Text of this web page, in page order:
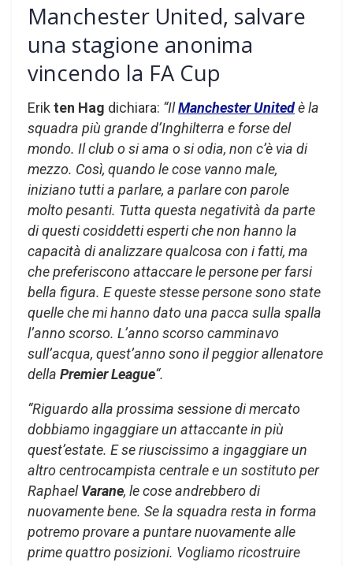
Manchester United, salvare
una stagione anonima
vincendo la FA Cup
Erikten Hag dichiara: “IlManchester Unitedè la
squadra più grande d’Inghilterra e forse del
mondo. Il club o si ama o si odia, non c’è via di
mezzo. Così, quando le cose vanno male,
iniziano tutti a parlare, a parlare con parole
molto pesanti. Tutta questa negatività da parte
di questi cosiddetti esperti che non hanno la
capacità di analizzare qualcosa con i fatti, ma
che preferiscono attaccare le persone per farsi
bella figura. E queste stesse persone sono state
quelle che mi hanno dato una pacca sulla spalla
l’anno scorso. L’anno scorso camminavo
sull’acqua, quest’anno sono il peggior allenatore
della Premier League“.
“Riguardo alla prossima sessione di mercato
dobbiamo ingaggiare un attaccante in più
quest’estate. E se riuscissimo a ingaggiare un
altro centrocampista centrale e un sostituto per
RaphaelVarane, le cose andrebbero di
nuovamente bene. Se la squadra resta in forma
potremo provare a puntare nuovamente alle
prime quattro posizioni. Vogliamo ricostruire